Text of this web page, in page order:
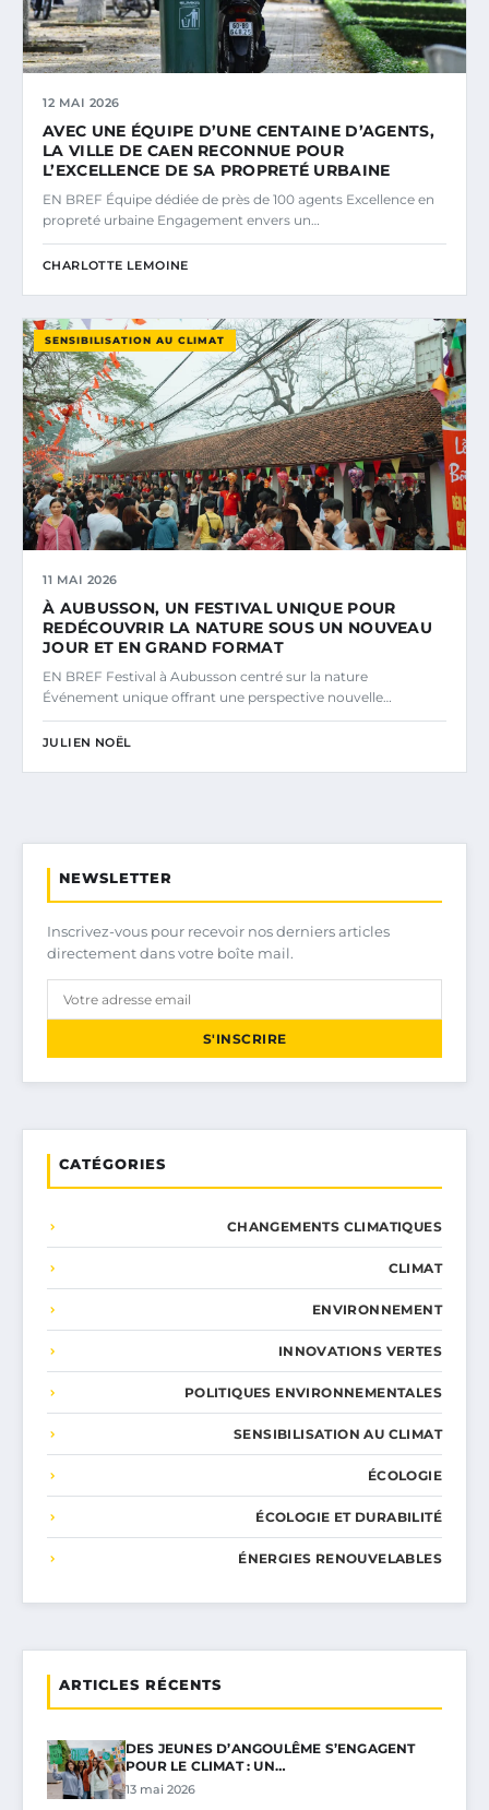
12 MAI 2026
AVEC UNE ÉQUIPE D’UNE CENTAINE D’AGENTS,
LA VILLE DE CAEN RECONNUE POUR
L’EXCELLENCE DE SA PROPRETÉ URBAINE
EN BREF Équipe dédiée de près de 100 agents Excellence en
propreté urbaine Engagement envers un…
CHARLOTTE LEMOINE
SENSIBILISATION AU CLIMAT
11 MAI 2026
À AUBUSSON, UN FESTIVAL UNIQUE POUR
REDÉCOUVRIR LA NATURE SOUS UN NOUVEAU
JOUR ET EN GRAND FORMAT
EN BREF Festival à Aubusson centré sur la nature
Événement unique offrant une perspective nouvelle…
JULIEN NOËL
NEWSLETTER
Inscrivez-vous pour recevoir nos derniers articles
directement dans votre boîte mail.
S'INSCRIRE
CATÉGORIES
CHANGEMENTS CLIMATIQUES
CLIMAT
ENVIRONNEMENT
INNOVATIONS VERTES
POLITIQUES ENVIRONNEMENTALES
SENSIBILISATION AU CLIMAT
ÉCOLOGIE
ÉCOLOGIE ET DURABILITÉ
ÉNERGIES RENOUVELABLES
ARTICLES RÉCENTS
DES JEUNES D’ANGOULÊME S’ENGAGENT
POUR LE CLIMAT : UN…
13 mai 2026